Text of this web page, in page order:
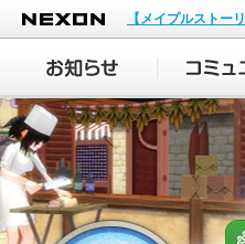
NEXON
【メイプルストー